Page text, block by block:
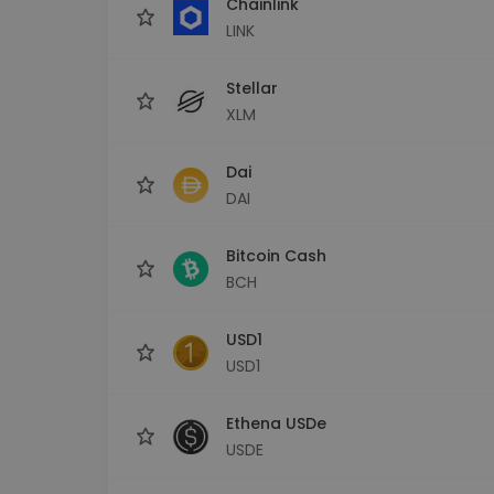
LINK
Stellar
XLM
Dai
DAI
Bitcoin Cash
BCH
USD1
USD1
Ethena USDe
USDE